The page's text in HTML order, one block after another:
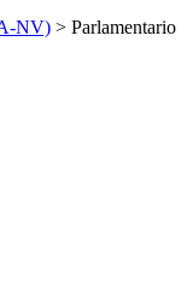
NV) > Parlamentario